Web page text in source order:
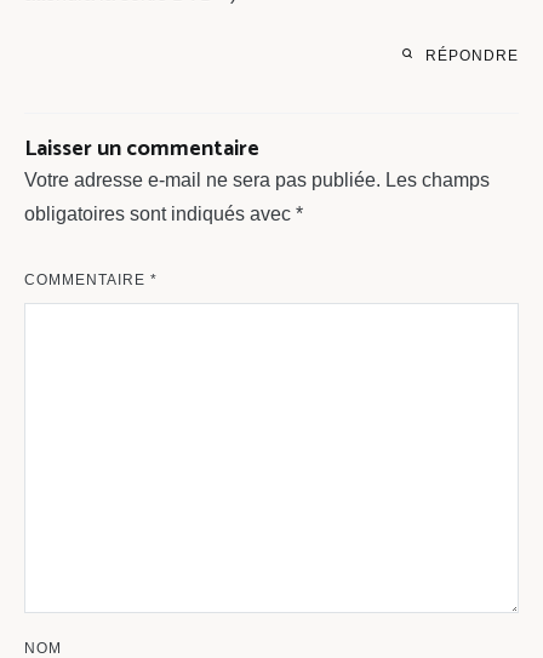
RÉPONDRE
Laisser un commentaire
Votre adresse e-mail ne sera pas publiée. Les champs
obligatoires sont indiqués avec *
COMMENTAIRE *
NOM